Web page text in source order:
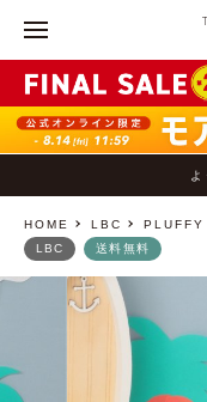
HOME LBC PLUFFY
LBC 送料無料